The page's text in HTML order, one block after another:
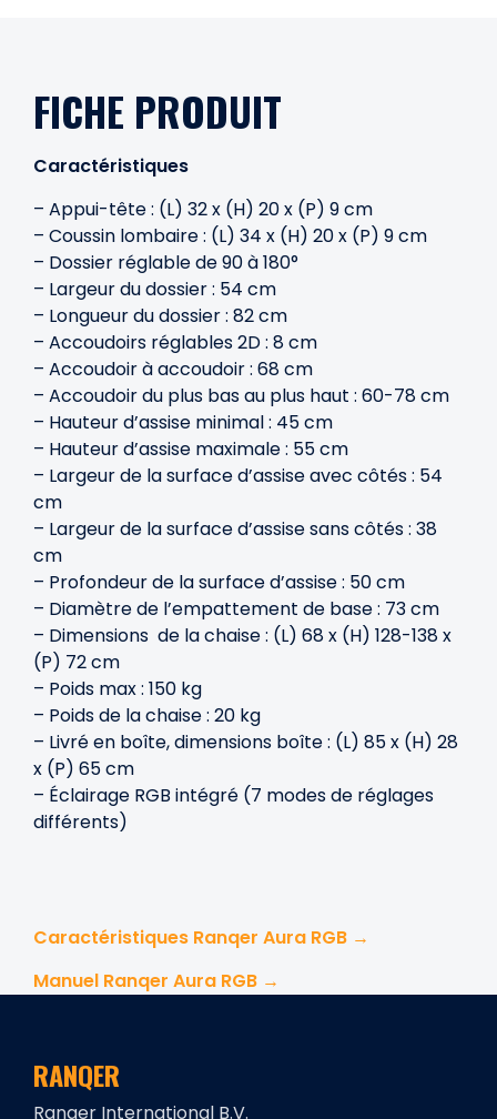
FICHE PRODUIT
Caractéristiques
– Appui-tête : (L) 32 x (H) 20 x (P) 9 cm
– Coussin lombaire : (L) 34 x (H) 20 x (P) 9 cm
– Dossier réglable de 90 à 180°
– Largeur du dossier : 54 cm
– Longueur du dossier : 82 cm
– Accoudoirs réglables 2D : 8 cm
– Accoudoir à accoudoir : 68 cm
– Accoudoir du plus bas au plus haut : 60-78 cm
– Hauteur d’assise minimal : 45 cm
– Hauteur d’assise maximale : 55 cm
– Largeur de la surface d’assise avec côtés : 54
cm
– Largeur de la surface d’assise sans côtés : 38
cm
– Profondeur de la surface d’assise : 50 cm
– Diamètre de l’empattement de base : 73 cm
– Dimensions de la chaise : (L) 68 x (H) 128-138 x
(P) 72 cm
– Poids max : 150 kg
– Poids de la chaise : 20 kg
– Livré en boîte, dimensions boîte : (L) 85 x (H) 28
x (P) 65 cm
– Éclairage RGB intégré (7 modes de réglages
différents)
Caractéristiques Ranqer Aura RGB →
Manuel Ranqer Aura RGB →
RANQER
Ranqer International B.V.